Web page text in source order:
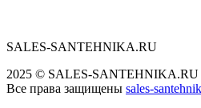
SALES-SANTEHNIKA.RU
2025 © SALES-SANTEHNIKA.RU -
Все права защищены sales-